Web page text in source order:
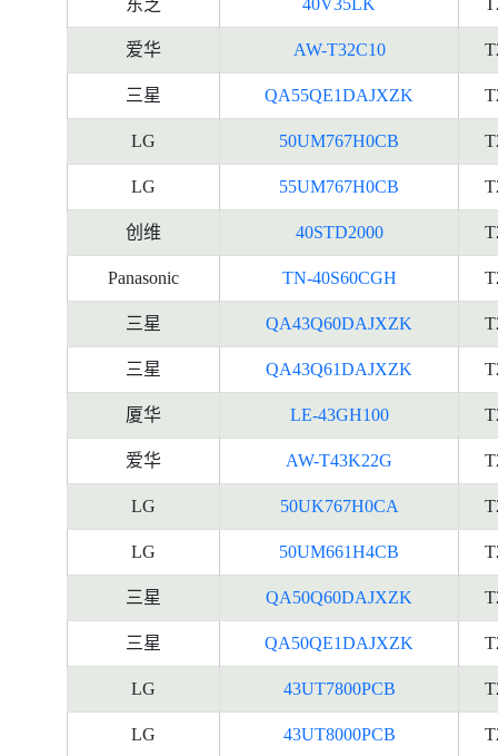
东芝 40V35LK
爱华 AW-T32C10
三星 QA55QE1DAJXZK
LG 50UM767H0CB
LG 55UM767H0CB
创维 40STD2000
Panasonic TN-40S60CGH
三星 QA43Q60DAJXZK
三星 QA43Q61DAJXZK
厦华 LE-43GH100
爱华 AW-T43K22G
LG 50UK767H0CA
LG 50UM661H4CB
三星 QA50Q60DAJXZK
三星 QA50QE1DAJXZK
LG 43UT7800PCB
LG 43UT8000PCB